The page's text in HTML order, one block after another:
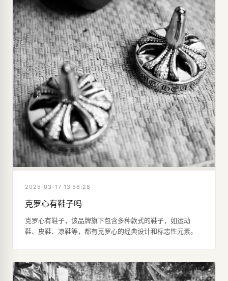
2025-03-17 13:56:28
克罗心有鞋子吗
克罗心有鞋子，该品牌旗下包含多种款式的鞋子，如运动
鞋、皮鞋、凉鞋等，都有克罗心的经典设计和标志性元素。